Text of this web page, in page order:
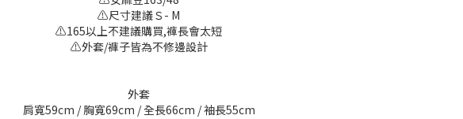
⚠️尺寸建議Ｓ- M
⚠️165以上不建議購買,褲長會太短
⚠️外套/褲子皆為不修邊設計
外套
肩寬59cm / 胸寬69cm / 全長66cm / 袖長55cm